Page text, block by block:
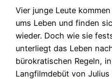
Vier junge Leute
ums Leben und finden
wieder. Doch wie sie
unterliegt das Leben
bürokratischen Regeln,
Langfilmdebüt von Julius